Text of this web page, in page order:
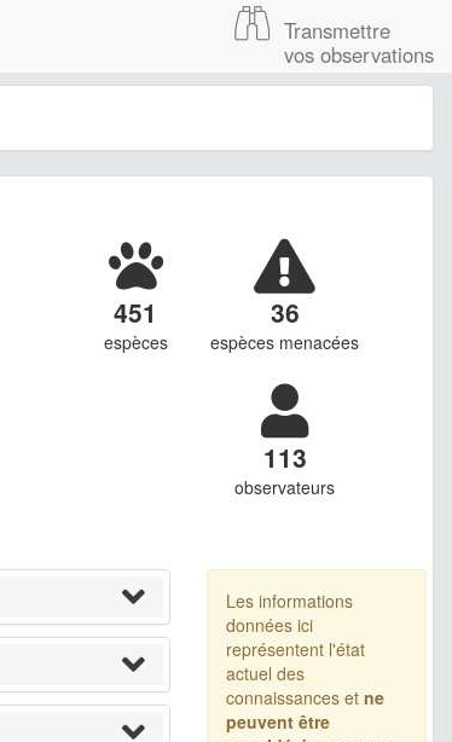
Transmettre
vos observations
451
espèces
36
espèces menacées
113
observateurs
Les informations
données ici
représentent l'état
actuel des
connaissances et ne
peuvent être